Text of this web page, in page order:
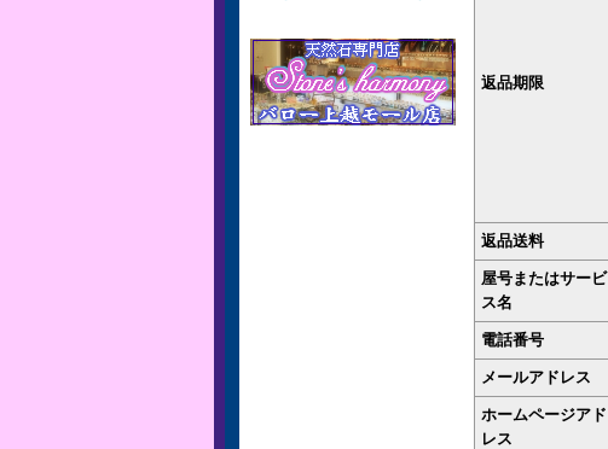
返品期限
返品送料
屋号またはサービ
ス名
電話番号
メールアドレス
ホームページアド
レス